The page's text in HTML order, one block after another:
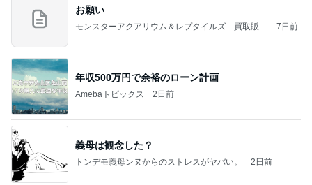
お願い
モンスターアクアリウム＆レプタイルズ 買取販売
7日前
年収500万円で余裕のローン計画
Amebaトピックス 2日前
義母は観念した？
トンデモ義母ンヌからのストレスがヤバい。 2日前